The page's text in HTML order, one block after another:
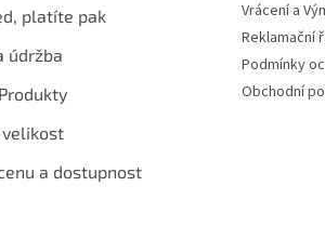
platíte pak
údržba
velikost
a dostupnost
Vrácení a
Reklamační
Podmínky
Obchodní